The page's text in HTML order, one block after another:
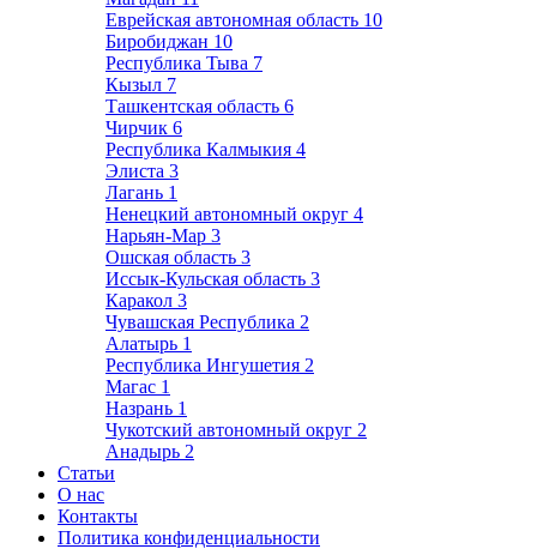
Еврейская автономная область 10
Биробиджан 10
Республика Тыва 7
Кызыл 7
Ташкентская область 6
Чирчик 6
Республика Калмыкия 4
Элиста 3
Лагань 1
Ненецкий автономный округ 4
Нарьян-Мар 3
Ошская область 3
Иссык-Кульская область 3
Каракол 3
Чувашская Республика 2
Алатырь 1
Республика Ингушетия 2
Магас 1
Назрань 1
Чукотский автономный округ 2
Анадырь 2
Статьи
О нас
Контакты
Политика конфиденциальности